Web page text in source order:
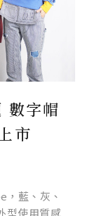
字帽
市
，藍、灰、
型使用質感